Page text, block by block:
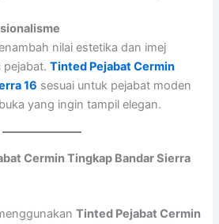
nilai estetika dan imej
pejabat.Tinted Pejabat Cermin
16 sesuai untuk pejabat moden
yang ingin tampil elegan.
Cermin Tingkap Bandar Sierra
Tinted Pejabat Cermin